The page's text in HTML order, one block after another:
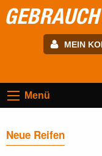
MEIN
Passwort:
Menü
Neue Reifen